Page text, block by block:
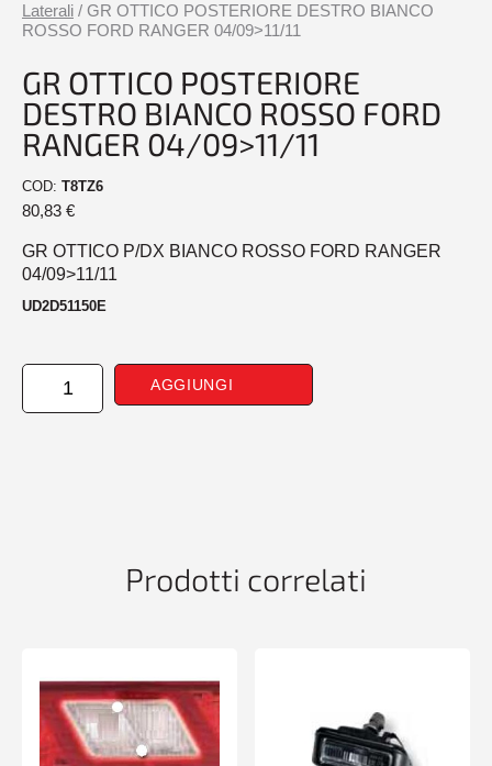
Laterali / GR OTTICO POSTERIORE DESTRO BIANCO
ROSSO FORD RANGER 04/09>11/11
GR OTTICO POSTERIORE
DESTRO BIANCO ROSSO FORD
RANGER 04/09>11/11
COD: T8TZ6
80,83 €
GR OTTICO P/DX BIANCO ROSSO FORD RANGER
04/09>11/11
UD2D51150E
GR
OTTICO
AGGIUNGI
Prodotti correlati